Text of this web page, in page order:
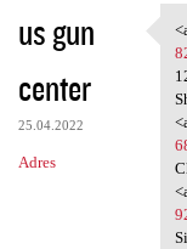
us gun
center
25.04.2022
Adres